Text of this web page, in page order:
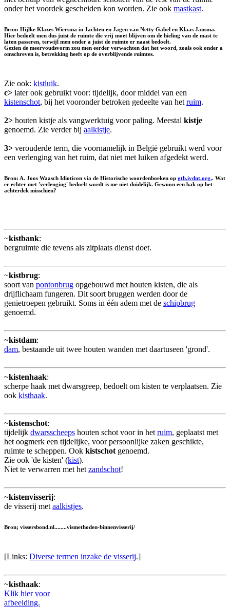
onder het voordek gescheiden kon worden. Zie ook mastkast.
Bron: Hijlke Klazes Wiersma in Jachten en Jagen van Netty Gabel en Klaas Jansma.
Hier bedoelt men dus juist de ruimte die vrij moet blijven om de hieling van de mast te
laten passeren, terwijl men onder a juist de ruimte er naast bedoelt.
Gezien de meervoudsvorm zou men eerder verwachten dat het woord, zoals ook onder a
omschreven is, betrekking heeft op de overblijvende ruimtes.
Zie ook: kistluik.
c> later ook gebruikt voor: tijdelijk, door middel van een
kistenschot, bij het vooronder betroken gedeelte van het ruim.
2> houten kistje als vangwerktuig voor paling. Meestal kistje
genoemd. Zie verder bij aalkistje.
3> verouderde term, die voornamelijk in België gebruikt werd voor
een verlenging van het ruim, dat niet met luiken afgedekt werd.
Bron: A. Joos Waasch Idioticon via de Historische woordenboeken op gtb.ivdnt.org.. Wat
er echter met 'verlenging' bedoelt wordt is me niet duidelijk. Gewoon een bak op het
achterdek misschien?
~kistbank:
bergruimte die tevens als zitplaats dienst doet.
~kistbrug:
soort van pontonbrug opgebouwd met houten kisten, die als
drijflichaam fungeren. Dit soort bruggen werden door de
genietroepen gebruikt. Soms in één adem met de schipbrug
genoemd.
~kistdam:
dam, bestaande uit twee houten wanden met daartuseen 'grond'.
~kistenhaak:
scherpe haak met dwarsgreep, bedoelt om kisten te verplaatsen. Zie
ook kisthaak.
~kistenschot:
tijdelijk dwarsscheeps houten schot voor in het ruim, geplaatst met
het oogmerk een tijdelijke, voor persoonlijke zaken geschikte,
ruimte te scheppen. Ook kistschot genoemd.
Zie ook 'de kisten' (kist).
Niet te verwarren met het zandschot!
~kistenvisserij:
de visserij met aalkistjes.
Bron; vissersbond.nl........vismethoden-binnenvisserij/
[Links: Diverse termen inzake de visserij.]
~kisthaak:
Klik hier voor
afbeelding.